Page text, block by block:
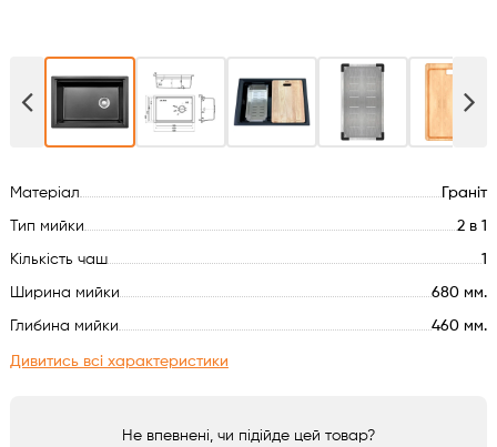
Пральні машини
Сушильні машини
Холодильне обладнання
Сантехніка
Матеріал Граніт
Тип мийки 2 в 1
Кількість чаш 1
Ширина мийки 680 мм.
Глибина мийки 460 мм.
Дивитись всі характеристики
Не впевнені, чи підійде цей товар?